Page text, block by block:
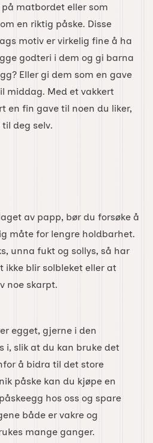
matbordet eller som
en riktig påske. Disse
motiv er virkelig fine å ha
godteri i dem og gi barna
Eller gi dem som en gave
middag. Med et vakkert
en fin gave til noen du liker,
deg selv.
av papp, bør du forsøke å
måte for lengre holdbarhet.
unna fukt og sollys, så har
ikke blir solbleket eller at
noe skarpt.
egget, gjerne i den
i, slik at du kan bruke det
å bidra til det store
påske kan du kjøpe en
hos oss og spare
både er vakre og
mange ganger.